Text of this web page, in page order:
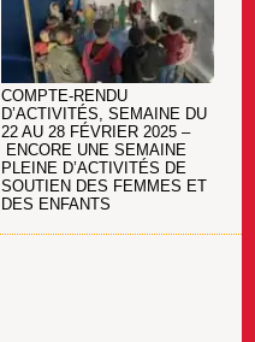
COMPTE-RENDU
D’ACTIVITÉS, SEMAINE DU
22 AU 28 FÉVRIER 2025 –
ENCORE UNE SEMAINE
PLEINE D’ACTIVITÉS DE
SOUTIEN DES FEMMES ET
DES ENFANTS